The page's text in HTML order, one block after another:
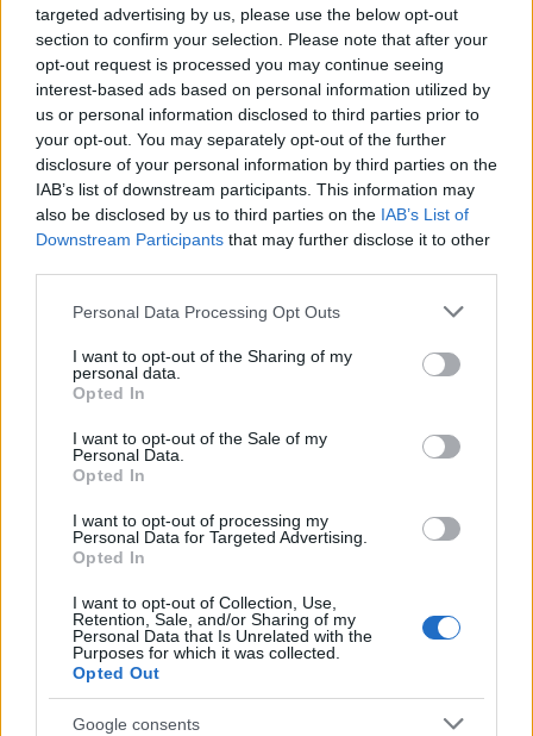
targeted advertising by us, please use the below opt-out
section to confirm your selection. Please note that after your
opt-out request is processed you may continue seeing
interest-based ads based on personal information utilized by
us or personal information disclosed to third parties prior to
your opt-out. You may separately opt-out of the further
disclosure of your personal information by third parties on the
IAB’s list of downstream participants. This information may
also be disclosed by us to third parties on the IAB’s List of
Downstream Participants that may further disclose it to other
Please note that this website/app uses one or more Google
not limited to your visit or usage behaviour. You may click to
grant or deny consent to Google and its third-party tags to
use your data for below specified purposes in below Google
consent section.
Personal Data Processing Opt Outs
I want to opt-out of the Sharing of my
personal data.
Opted In
I want to opt-out of the Sale of my
Personal Data.
Opted In
I want to opt-out of processing my
Personal Data for Targeted Advertising.
Opted In
I want to opt-out of Collection, Use,
Retention, Sale, and/or Sharing of my
Personal Data that Is Unrelated with the
Purposes for which it was collected.
Opted Out
Google consents
Πρόσφατα, ένα κορίτσι μεταφέρθηκε σε
νοσοκομείο με τραύματα, όταν δέχτηκε επίθεση
από ένα αγριογούρουνο στο θέρετρο Καντάκες, στα
βορειοανατολικά της Βαρκελώνης.
Μόνο πέρυσι στη Βαρκελώνη αναφέρθηκαν 1.200
συμβάντα με αγριογούρουνα.
τα ζώα επιτέθηκαν στην ίδια και τον γιο της, ενώ
έκαναν περίπατο σε ένα πάρκο.
Κτηνίατρος στη Βαρκελώνη: Σε κανέναν δεν
αρέσει αυτό, αλλά πρέπει να αντιμετωπιστεί
το πρόβλημα
«Σε κανέναν κτηνίατρο δεν αρέσει να σκοτώνει